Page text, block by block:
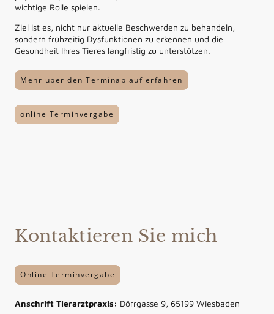
wichtige Rolle spielen.
Ziel ist es, nicht nur aktuelle Beschwerden zu behandeln,
sondern frühzeitig Dysfunktionen zu erkennen und die
Gesundheit Ihres Tieres langfristig zu unterstützen.
Mehr über den Terminablauf erfahren
online Terminvergabe
Kontaktieren Sie mich
Online Terminvergabe
Anschrift Tierarztpraxis: Dörrgasse 9, 65199 Wiesbaden